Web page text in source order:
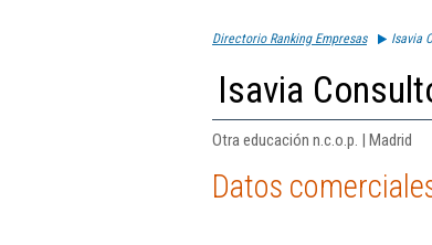
Directorio Ranking Empresas Isavia
Isavia
Otra educación n.c.o.p. | Madrid
Datos